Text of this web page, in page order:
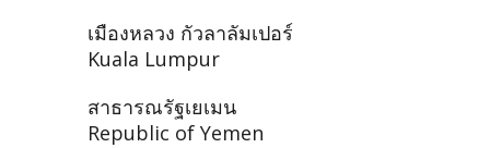
เมืองหลวง กัวลาลัมเปอร์
Kuala Lumpur
สาธารณรัฐเยเมน
Republic of Yemen